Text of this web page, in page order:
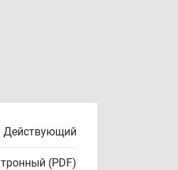
Действующий
(PDF)